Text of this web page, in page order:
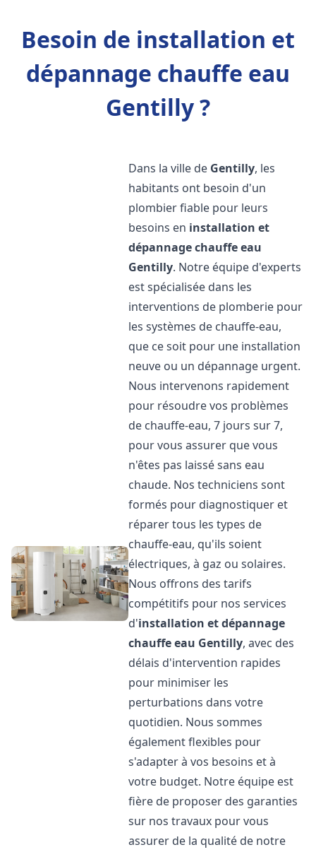
Besoin de installation et
dépannage chauffe eau
Gentilly ?
Dans la ville de Gentilly, les
habitants ont besoin d'un
plombier fiable pour leurs
besoins en installation et
dépannage chauffe eau
Gentilly. Notre équipe d'experts
est spécialisée dans les
interventions de plomberie pour
les systèmes de chauffe-eau,
que ce soit pour une installation
neuve ou un dépannage urgent.
Nous intervenons rapidement
pour résoudre vos problèmes
de chauffe-eau, 7 jours sur 7,
pour vous assurer que vous
n'êtes pas laissé sans eau
chaude. Nos techniciens sont
formés pour diagnostiquer et
réparer tous les types de
chauffe-eau, qu'ils soient
électriques, à gaz ou solaires.
Nous offrons des tarifs
compétitifs pour nos services
d'installation et dépannage
chauffe eau Gentilly, avec des
délais d'intervention rapides
pour minimiser les
perturbations dans votre
quotidien. Nous sommes
également flexibles pour
s'adapter à vos besoins et à
votre budget. Notre équipe est
fière de proposer des garanties
sur nos travaux pour vous
assurer de la qualité de notre